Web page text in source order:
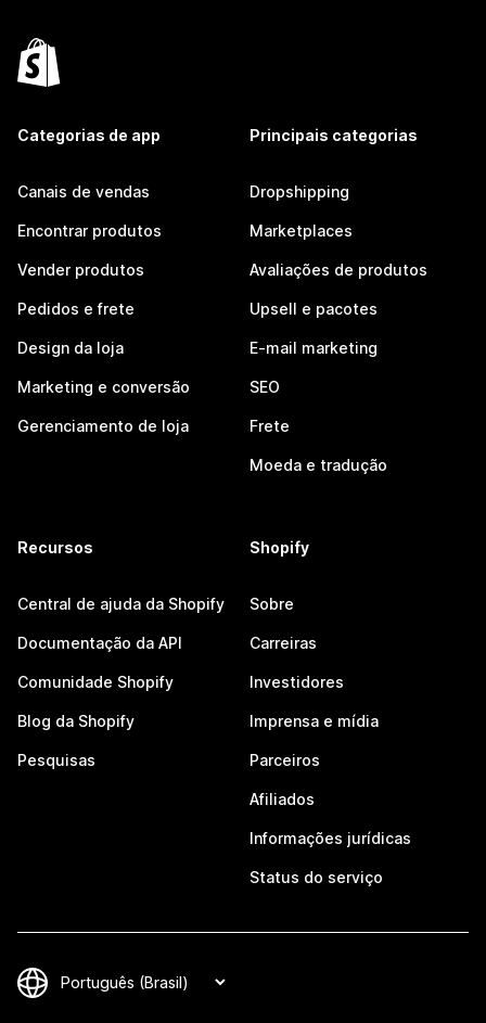
Categorias de app
Canais de vendas
Encontrar produtos
Vender produtos
Pedidos e frete
Design da loja
Marketing e conversão
Gerenciamento de loja
Principais categorias
Dropshipping
Marketplaces
Avaliações de produtos
Upsell e pacotes
E-mail marketing
SEO
Frete
Moeda e tradução
Recursos
Central de ajuda da Shopify
Documentação da API
Comunidade Shopify
Blog da Shopify
Pesquisas
Shopify
Sobre
Carreiras
Investidores
Imprensa e mídia
Parceiros
Afiliados
Informações jurídicas
Status do serviço